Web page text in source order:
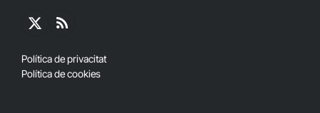
X
RSS
Política de privacitat
Política de cookies